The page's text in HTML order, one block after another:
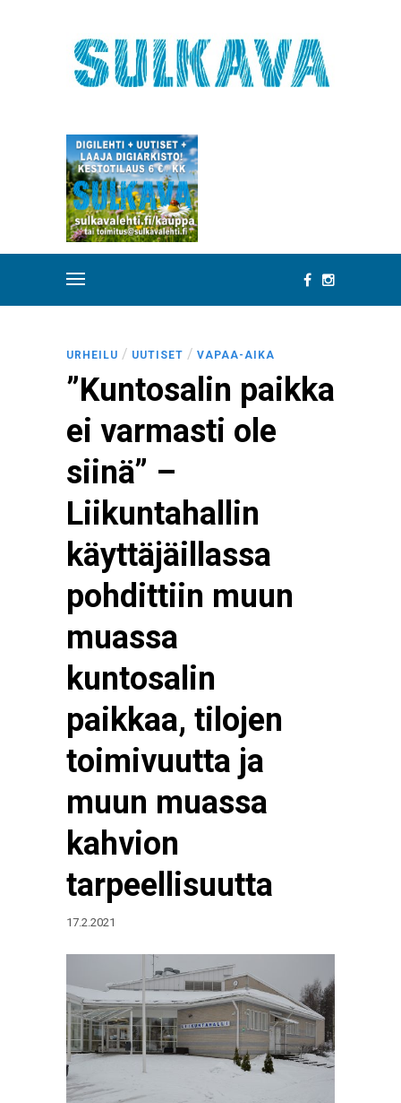
URHEILU / UUTISET / VAPAA-AIKA
”Kuntosalin paikka
ei varmasti ole
siinä” –
Liikuntahallin
käyttäjäillassa
pohdittiin muun
muassa
kuntosalin
paikkaa, tilojen
toimivuutta ja
muun muassa
kahvion
tarpeellisuutta
17.2.2021